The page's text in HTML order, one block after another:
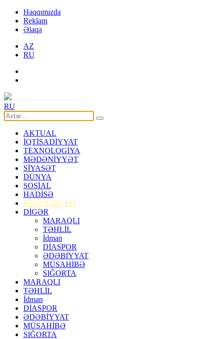
Haqqımızda
Reklam
Əlaqə
AZ
RU
RU
AKTUAL
İQTİSADİYYAT
TEXNOLOGİYA
MƏDƏNİYYƏT
SİYASƏT
DÜNYA
SOSİAL
HADİSƏ
PEŞƏ ETİKASI
DİGƏR
MARAQLI
TƏHLİL
İdman
DİASPOR
ƏDƏBİYYAT
MÜSAHİBƏ
SIĞORTA
MARAQLI
TƏHLİL
İdman
DİASPOR
ƏDƏBİYYAT
MÜSAHİBƏ
SIĞORTA